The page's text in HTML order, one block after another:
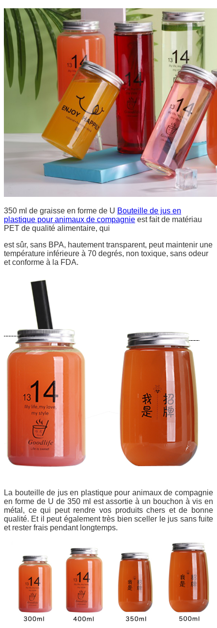
350 ml de graisse en forme de U Bouteille de jus en
plastique pour animaux de compagnie est fait de matériau
PET de qualité alimentaire, qui
est sûr, sans BPA, hautement transparent, peut maintenir une
température inférieure à 70 degrés, non toxique, sans odeur
et conforme à la FDA.
La bouteille de jus en plastique pour animaux de compagnie
en forme de U de 350 ml est assortie à un bouchon à vis en
métal, ce qui peut rendre vos produits chers et de bonne
qualité. Et il peut également très bien sceller le jus sans fuite
et rester frais pendant longtemps.